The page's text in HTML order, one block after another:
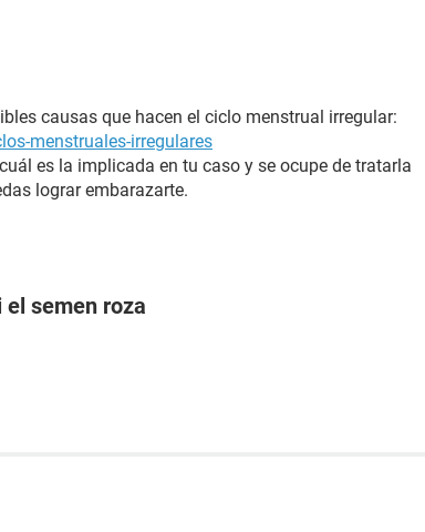
causas que hacen el ciclo menstrual irregular:
menstruales-irregulares
es la implicada en tu caso y se ocupe de tratarla
lograr embarazarte.
el semen roza